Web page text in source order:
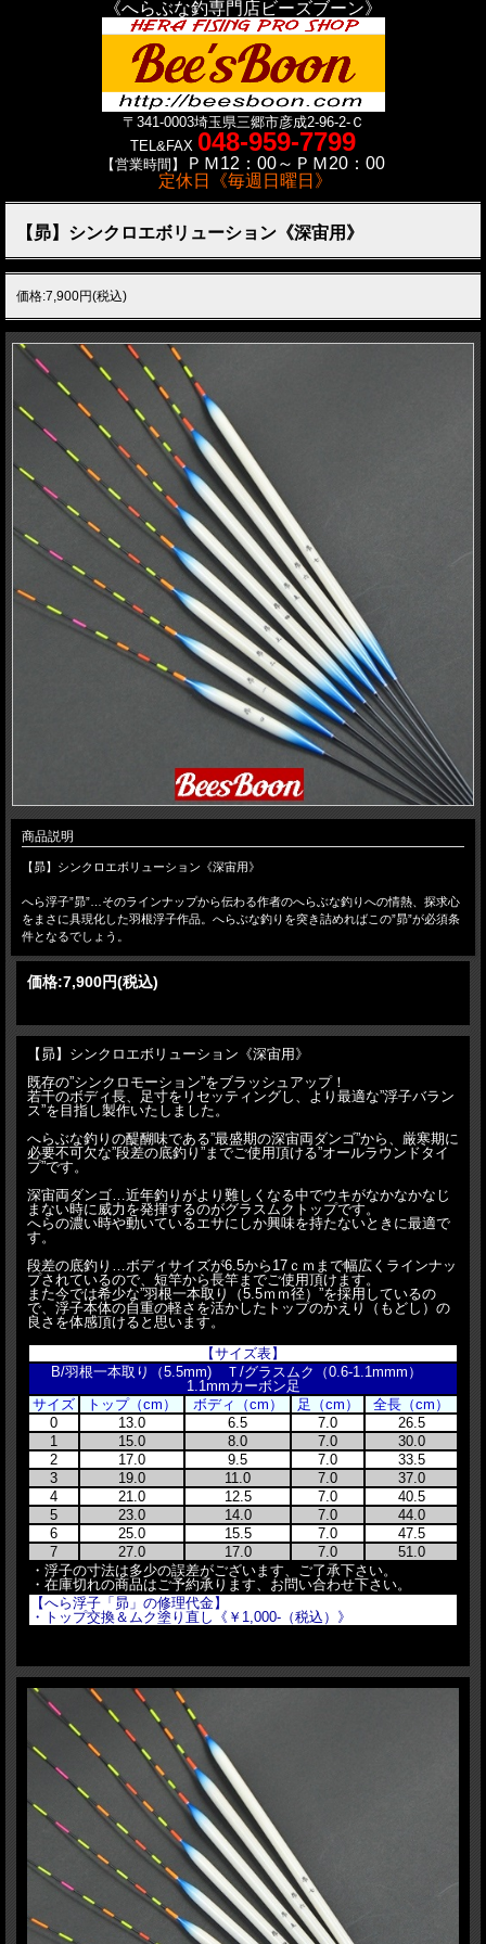
《へらぶな釣専門店ビーズブーン》
〒341-0003埼玉県三郷市彦成2-96-2-Ｃ
TEL&FAX 048-959-7799
【営業時間】
ＰＭ12：00～ＰＭ20：00
定休日《毎週日曜日》
【昴】シンクロエボリューション《深宙用》
価格:7,900円(税込)
商品説明
【昴】シンクロエボリューション《深宙用》
へら浮子”昴”…そのラインナップから伝わる作者のへらぶな釣りへの情熱、探求心
をまさに具現化した羽根浮子作品。へらぶな釣りを突き詰めればこの”昴”が必須条
件となるでしょう。
価格:7,900円(税込)
【昴】シンクロエボリューション《深宙用》
既存の”シンクロモーション”をブラッシュアップ！
若干のボディ長、足寸をリセッティングし、より最適な”浮子バラン
ス”を目指し製作いたしました。
へらぶな釣りの醍醐味である”最盛期の深宙両ダンゴ”から、厳寒期に
必要不可欠な”段差の底釣り”までご使用頂ける”オールラウンドタイ
プ”です。
深宙両ダンゴ…近年釣りがより難しくなる中でウキがなかなかなじ
まない時に威力を発揮するのがグラスムクトップです。
へらの濃い時や動いているエサにしか興味を持たないときに最適で
す。
段差の底釣り…ボディサイズが6.5から17ｃｍまで幅広くラインナッ
プされているので、短竿から長竿までご使用頂けます。
また今では希少な”羽根一本取り（5.5ｍｍ径）”を採用しているの
で、浮子本体の自重の軽さを活かしたトップのかえり（もどし）の
良さを体感頂けると思います。
【サイズ表】
B/羽根一本取り（5.5mm) Ｔ/グラスムク（0.6-1.1mmm）
1.1mmカーボン足
サイズ
トップ（cm） ボディ（cm） 足（cm）
全長（cm）
0
13.0 6.5 7.0
26.5
1
15.0 8.0 7.0
30.0
2
17.0 9.5 7.0
33.5
3
19.0 11.0 7.0
37.0
4
21.0 12.5 7.0
40.5
5
23.0 14.0 7.0
44.0
6
25.0 15.5 7.0
47.5
7
27.0 17.0 7.0
51.0
・浮子の寸法は多少の誤差がございます、ご了承下さい。
・在庫切れの商品はご予約承ります、お問い合わせ下さい。
【へら浮子「昴」の修理代金】
・トップ交換＆ムク塗り直し《￥1,000-（税込）》